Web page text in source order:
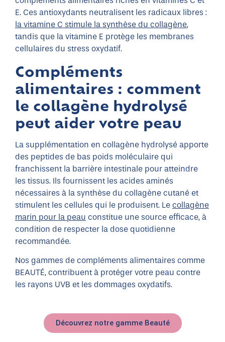
E. Ces antioxydants neutralisent les radicaux libres :
la vitamine C stimule la synthèse du collagène,
tandis que la vitamine E protège les membranes
cellulaires du stress oxydatif.
Compléments
alimentaires : comment
le collagène hydrolysé
peut aider votre peau
La supplémentation en collagène hydrolysé apporte
des peptides de bas poids moléculaire qui
franchissent la barrière intestinale pour atteindre
les tissus. Ils fournissent les acides aminés
nécessaires à la synthèse du collagène cutané et
stimulent les cellules qui le produisent. Le collagène
marin pour la peau constitue une source efficace, à
condition de respecter la dose quotidienne
recommandée.
Nos gammes de compléments alimentaires comme
BEAUTÉ, contribuent à protéger votre peau contre
les rayons UVB et les dommages oxydatifs.
Découvrez notre gamme Beauté